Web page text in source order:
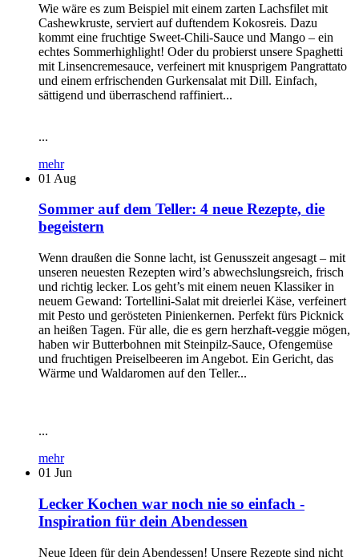
Wie wäre es zum Beispiel mit einem zarten Lachsfilet mit
Cashewkruste, serviert auf duftendem Kokosreis. Dazu
kommt eine fruchtige Sweet-Chili-Sauce und Mango – ein
echtes Sommerhighlight! Oder du probierst unsere Spaghetti
mit Linsencremesauce, verfeinert mit knusprigem Pangrattato
und einem erfrischenden Gurkensalat mit Dill. Einfach,
sättigend und überraschend raffiniert...
...
mehr
01 Aug
Sommer auf dem Teller: 4 neue Rezepte, die
begeistern
Wenn draußen die Sonne lacht, ist Genusszeit angesagt – mit
unseren neuesten Rezepten wird’s abwechslungsreich, frisch
und richtig lecker. Los geht’s mit einem neuen Klassiker in
neuem Gewand: Tortellini-Salat mit dreierlei Käse, verfeinert
mit Pesto und gerösteten Pinienkernen. Perfekt fürs Picknick
an heißen Tagen. Für alle, die es gern herzhaft-veggie mögen,
haben wir Butterbohnen mit Steinpilz-Sauce, Ofengemüse
und fruchtigen Preiselbeeren im Angebot. Ein Gericht, das
Wärme und Waldaromen auf den Teller...
...
mehr
01 Jun
Lecker Kochen war noch nie so einfach -
Inspiration für dein Abendessen
Neue Ideen für dein Abendessen! Unsere Rezepte sind nicht